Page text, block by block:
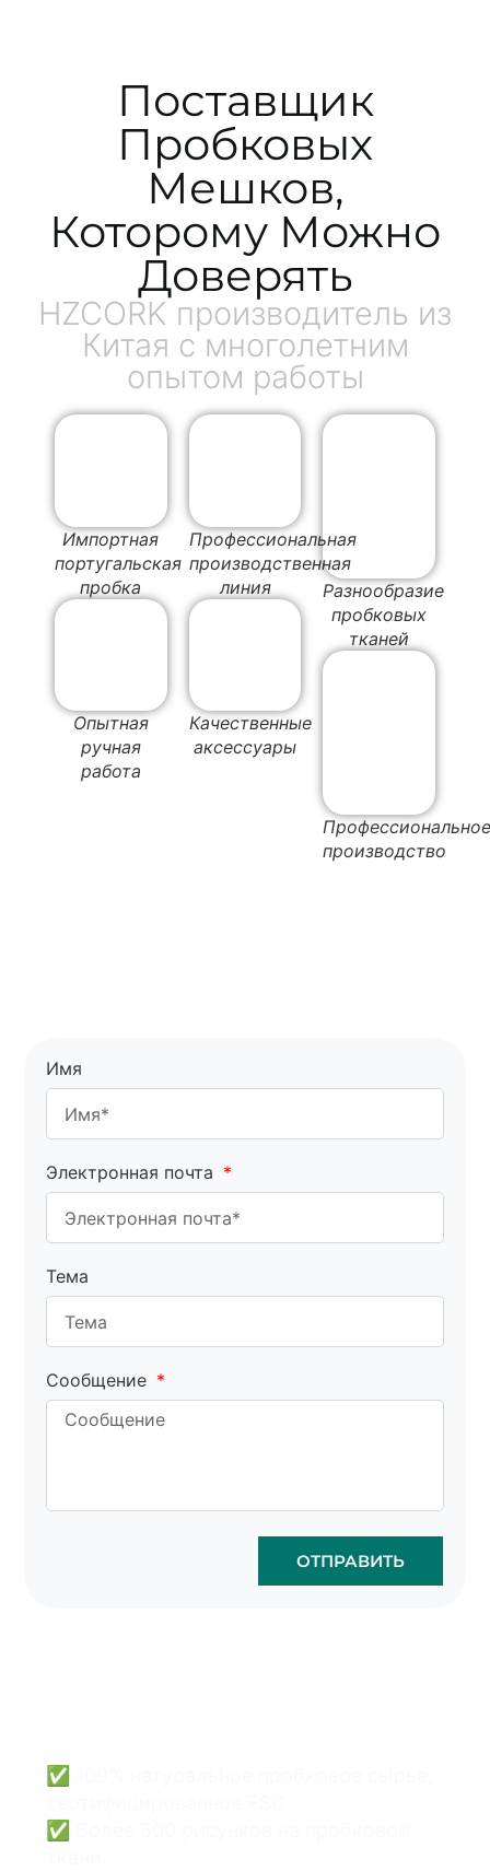
Поставщик
Пробковых
Мешков,
Которому Можно
Доверять
HZCORK производитель из
Китая с многолетним
опытом работы
Импортная
португальская
пробка
Опытная
ручная
работа
Профессиональная
производственная
линия
Качественные
аксессуары
Разнообразие
пробковых
тканей
производство
Имя
Электронная почта
Тема
Сообщение
ОТПРАВИТЬ
✅ 100% натуральное пробковое сырье,
✅ Более 500 рисунков на пробковой